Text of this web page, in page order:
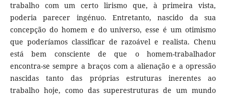
trabalho com um certo lirismo que, à primeira vista,
poderia parecer ingénuo. Entretanto, nascido da sua
concepção do homem e do universo, esse é um otimismo
que poderíamos classificar de razoável e realista. Chenu
está bem consciente de que o homem-trabalhador
encontra-se sempre a braços com a alienação e a opressão
nascidas tanto das próprias estruturas inerentes ao
trabalho hoje, como das superestruturas de um mundo